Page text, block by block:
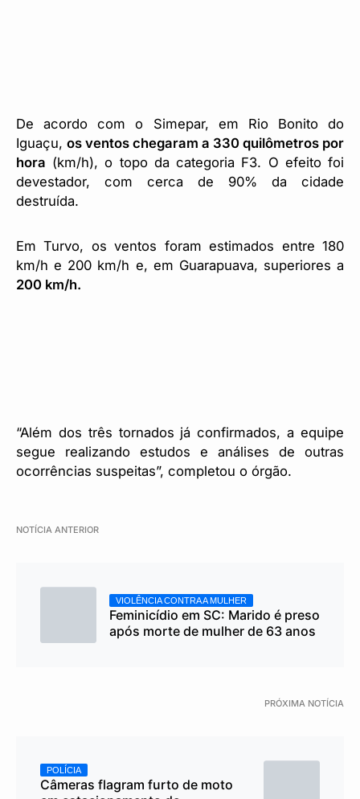
De acordo com o Simepar, em Rio Bonito do
Iguaçu, os ventos chegaram a 330 quilômetros por
hora (km/h), o topo da categoria F3. O efeito foi
devestador, com cerca de 90% da cidade
destruída.
Em Turvo, os ventos foram estimados entre 180
km/h e 200 km/h e, em Guarapuava, superiores a
200 km/h.
“Além dos três tornados já confirmados, a equipe
segue realizando estudos e análises de outras
ocorrências suspeitas”, completou o órgão.
NOTÍCIA ANTERIOR
VIOLÊNCIA CONTRA A MULHER
Feminicídio em SC: Marido é preso
após morte de mulher de 63 anos
PRÓXIMA NOTÍCIA
POLÍCIA
Câmeras flagram furto de moto